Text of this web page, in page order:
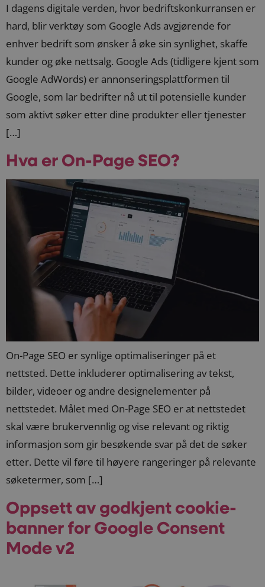
I dagens digitale verden, hvor bedriftskonkurransen er
hard, blir verktøy som Google Ads avgjørende for
enhver bedrift som ønsker å øke sin synlighet, skaffe
kunder og øke nettsalg. Google Ads (tidligere kjent som
Google AdWords) er annonseringsplattformen til
Google, som lar bedrifter nå ut til potensielle kunder
som aktivt søker etter dine produkter eller tjenester
[…]
Hva er On-Page SEO?
On-Page SEO er synlige optimaliseringer på et
nettsted. Dette inkluderer optimalisering av tekst,
bilder, videoer og andre designelementer på
nettstedet. Målet med On-Page SEO er at nettstedet
skal være brukervennlig og vise relevant og riktig
informasjon som gir besøkende svar på det de søker
etter. Dette vil føre til høyere rangeringer på relevante
søketermer, som […]
Oppsett av godkjent cookie-
banner for Google Consent
Mode v2